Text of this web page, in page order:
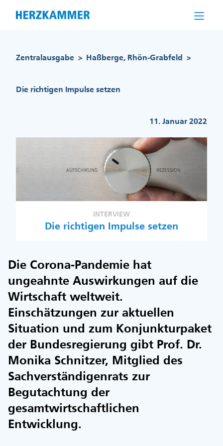
Zentralausgabe > Haßberge, Rhön-Grabfeld >
Die richtigen Impulse setzen
11. Januar 2022
INTERVIEW
Die richtigen Impulse setzen
Die Corona-Pandemie hat
ungeahnte Auswirkungen auf die
Wirtschaft weltweit.
Einschätzungen zur aktuellen
Situation und zum Konjunkturpaket
der Bundesregierung gibt Prof. Dr.
Monika Schnitzer, Mitglied des
Sachverständigenrats zur
Begutachtung der
gesamtwirtschaftlichen
Entwicklung.